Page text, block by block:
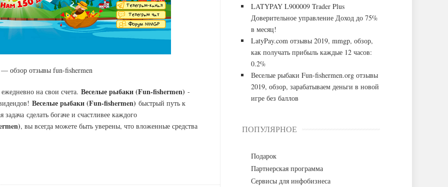
обзор отзывы fun-fishermen
на свои счета. Веселые рыбаки (Fun-fishermen) -
Веселые рыбаки (Fun-fishermen) быстрый путь к
сделать богаче и счастливее каждого
, вы всегда можете быть уверены, что вложенные средства
LATYPAY L900009 Trader Plus
Доверительное управление Доход до 75%
в месяц!
LatyPay.com отзывы 2019, mmgp, обзор,
как получать прибыль каждые 12 часов:
0.2%
Веселые рыбаки Fun-fishermen.org отзывы
2019, обзор, зарабатываем деньги в новой
игре без баллов
ПОПУЛЯРНОЕ
Подарок
Партнерская программа
Сервисы для инфобизнеса